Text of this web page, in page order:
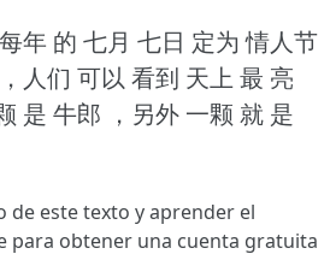
年 的 七月 七日 定为 情人节
人们 可以 看到 天上 最 亮
是 牛郎 ，另外 一颗 就 是
de este texto y aprender el
para obtener una cuenta gratuita